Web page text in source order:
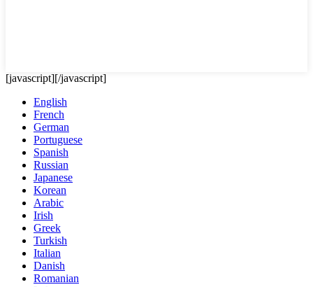
[javascript][/javascript]
English
French
German
Portuguese
Spanish
Russian
Japanese
Korean
Arabic
Irish
Greek
Turkish
Italian
Danish
Romanian